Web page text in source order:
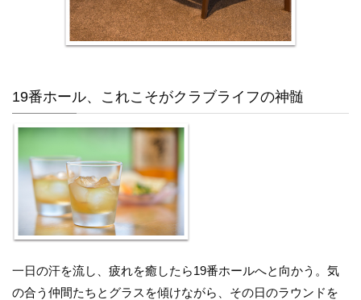
19番ホール、これこそがクラブライフの神髄
一日の汗を流し、疲れを癒したら19番ホールへと向かう。気
の合う仲間たちとグラスを傾けながら、その日のラウンドを